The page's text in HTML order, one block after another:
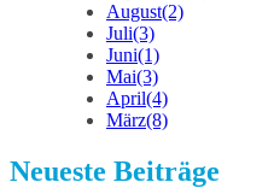
August(2)
Juli(3)
Juni(1)
Mai(3)
April(4)
März(8)
Neueste Beiträge